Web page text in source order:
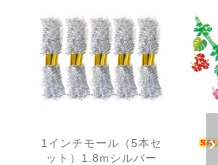
1インチモール（5本セ
ット）1.8mシルバー